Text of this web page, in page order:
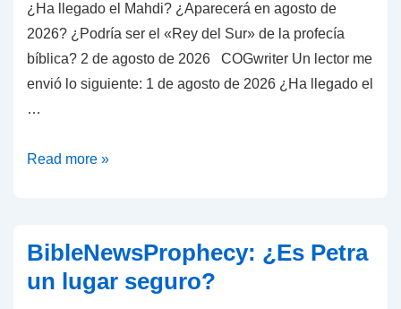
tomar
Ozempic
¿Ha llegado el Mahdi? ¿Aparecerá en agosto de
2026? ¿Podría ser el «Rey del Sur» de la profecía
bíblica? 2 de agosto de 2026 COGwriter Un lector me
envió lo siguiente: 1 de agosto de 2026 ¿Ha llegado el
…
¿Ha
¿Aparecerá
en
Read more »
BibleNewsProphecy: ¿Es Petra
un lugar seguro?